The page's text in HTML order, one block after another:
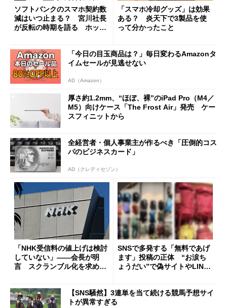
ソフトバンクのスマホ契約数
減はいつ止まる？ 宮川社長
が反転の時期を語る ホッピ
「スマホ冷却グッズ」は効果
ある？ 炎天下で3製品を使
って分かったこと
「今日の目玉商品は？」毎日変わるAmazonタ
イムセールが見逃せない
AD（Amazon）
厚さ約1.2mm、“ほぼ、裸”のiPad Pro（M4／
M5）向けケース「The Frost Air」発売 ケー
スフィニットから
全経営者・個人事業主が作るべき「圧倒的コス
パのビジネスカード」
AD（クレディセゾン）
「NHK受信料の値上げは検討
していない」――会長が明
言 スクランブル化を求める
SNSで多発する「無料であげ
ます」投稿の正体 “お涙ち
ょうだい”で偽サイトやLINE
【SNS騒然】3連単を当て続ける競馬予想サイ
トが異常すぎる